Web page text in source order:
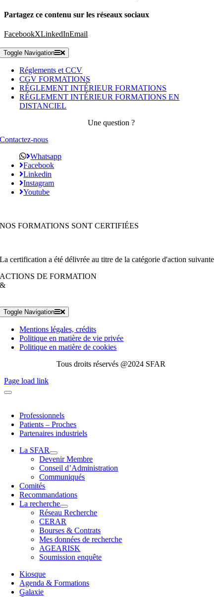
Partagez ce contenu sur les réseaux sociaux
FacebookXLinkedInEmail
Toggle Navigation
Réglements et CCV
CGV FORMATIONS
RÉGLEMENT INTÉRIEUR FORMATIONS
RÉGLEMENT INTÉRIEUR FORMATIONS EN
DISTANCIEL
Une question ?
Contactez-nous
Whatsapp
Facebook
Linkedin
Instagram
Youtube
NOS FORMATIONS SONT CERTIFIÉES
La certification a été délivrée au titre de la catégorie d'action suivante
ACTIONS DE FORMATION
&
Toggle Navigation
Mentions légales, crédits
Politique en matière de vie privée
Politique en matière de cookies
Tous droits réservés @2024 SFAR
Page load link
Professionnels
Patients – Proches
Partenaires industriels
La SFAR
Devenir Membre
Conseil d’Administration
Communiqués
Comités
Recommandations
La recherche
Réseau Recherche
CERAR
Bourses & Contrats
Mes données de recherche
AGEARISK
Soumission enquête
Kiosque
Agenda & Formations
Galaxie